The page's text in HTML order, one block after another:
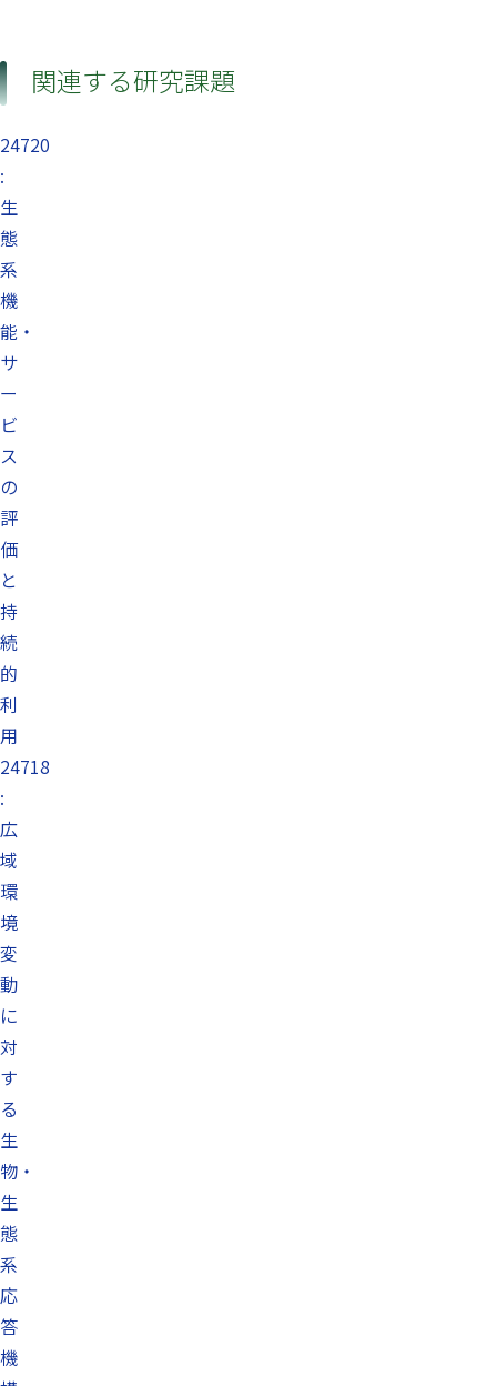
関連する研究課題
24720
:
生
態
系
機
能・
サ
ー
ビ
ス
の
評
価
と
持
続
的
利
用
24718
:
広
域
環
境
変
動
に
対
す
る
生
物・
生
態
系
応
答
機